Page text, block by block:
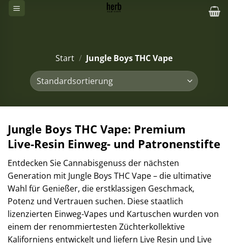
Zum
Start / Jungle Boys THC Vape
Jungle Boys THC Vape: Premium
Live‑Resin Einweg- und Patronenstifte
Entdecken Sie Cannabisgenuss der nächsten
Generation mit Jungle Boys THC Vape – die ultimative
Wahl für Genießer, die erstklassigen Geschmack,
Potenz und Vertrauen suchen. Diese staatlich
lizenzierten Einweg-Vapes und Kartuschen wurden von
einem der renommiertesten Züchterkollektive
Kaliforniens entwickelt und liefern Live Resin und Live